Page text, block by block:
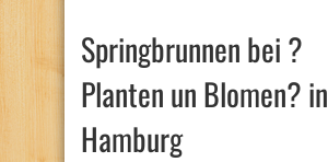
Springbrunnen bei ?
Planten un Blomen? in
Hamburg